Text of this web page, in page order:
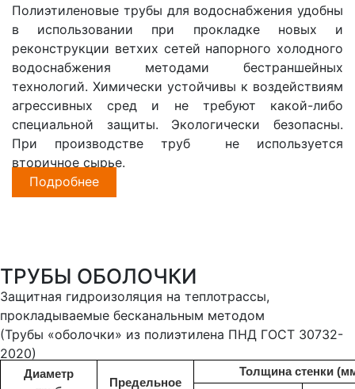
Полиэтиленовые трубы для водоснабжения удобны
в использовании при прокладке новых и
реконструкции ветхих сетей напорного холодного
водоснабжения методами бестраншейных
технологий. Химически устойчивы к воздействиям
агрессивных сред и не требуют какой-либо
специальной защиты. Экологически безопасны.
При производстве труб не используется
вторичное сырье.
Подробнее
ТРУБЫ ОБОЛОЧКИ
Защитная гидроизоляция на теплотрассы,
прокладываемые бесканальным методом
(Трубы «оболочки» из полиэтилена ПНД ГОСТ 30732-
2020)
Диаметр
Предельное
Толщина стенки